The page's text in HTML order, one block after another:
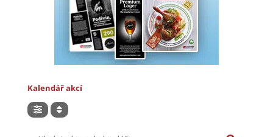
Kalendář akcí